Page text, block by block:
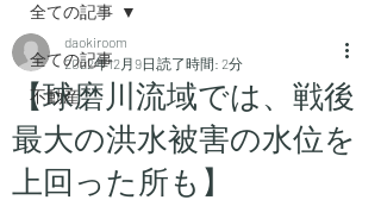
全ての記事
不動産
全ての記事
【球磨川流域では、戦後
最大の洪水被害の水位を
上回った所も】
daokiroom
2022年12月9日 読了時間: 2分